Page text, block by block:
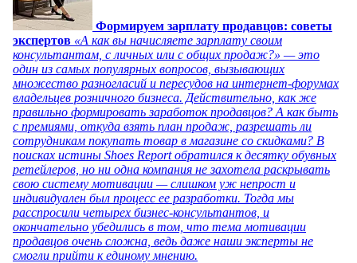
Формируем зарплату продавцов: советы
экспертов «А как вы начисляете зарплату своим
консультантам, с личных или с общих продаж?» — это
один из самых популярных вопросов, вызывающих
множество разногласий и пересудов на интернет-форумах
владельцев розничного бизнеса. Действительно, как же
правильно формировать заработок продавцов? А как быть
с премиями, откуда взять план продаж, разрешать ли
сотрудникам покупать товар в магазине со скидками? В
поисках истины Shoes Report обратился к десятку обувных
ретейлеров, но ни одна компания не захотела раскрывать
свою систему мотивации — слишком уж непрост и
индивидуален был процесс ее разработки. Тогда мы
расспросили четырех бизнес-консультантов, и
окончательно убедились в том, что тема мотивации
продавцов очень сложна, ведь даже наши эксперты не
смогли прийти к единому мнению.